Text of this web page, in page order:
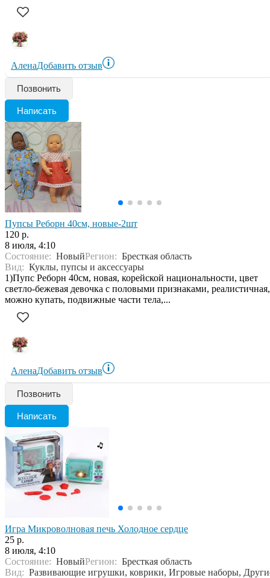
АленаДобавить отзыв
Позвонить
Написать
Пупсы Реборн 40см, новые-2шт
120 р.
8 июля, 4:10
Состояние: НовыйРегион: Бресткая область
Вид: Куклы, пупсы и аксессуары
1)Пупс Реборн 40см, новая, корейской национальности, цвет
светло-бежевая девочка с половыми признаками, реалистичная,
можно купать, подвижные части тела,...
АленаДобавить отзыв
Позвонить
Написать
Игра Микроволновая печь Холодное сердце
25 р.
8 июля, 4:10
Состояние: НовыйРегион: Бресткая область
Вид: Развивающие игрушки, коврики, Игровые наборы,